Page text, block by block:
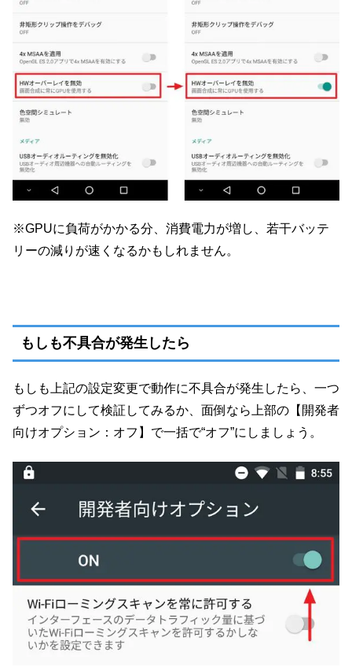
※GPUに負荷がかかる分、消費電力が増し、若干バッテ
リーの減りが速くなるかもしれません。
もしも不具合が発生したら
もしも上記の設定変更で動作に不具合が発生したら、一つ
ずつオフにして検証してみるか、面倒なら上部の【開発者
向けオプション：オフ】で一括で“オフ”にしましょう。